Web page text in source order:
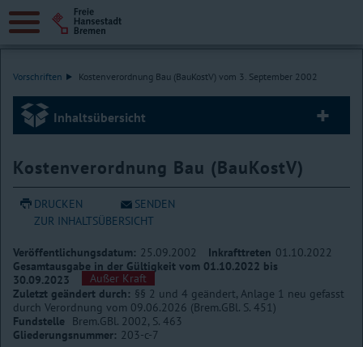
Vorschriften Kostenverordnung Bau (BauKostV) vom 3. September 2002
Inhaltsübersicht
Kostenverordnung Bau (BauKostV)
DRUCKEN
SENDEN
ZUR INHALTSÜBERSICHT
Veröffentlichungsdatum: 25.09.2002 Inkrafttreten 01.10.2022
Gesamtausgabe in der Gültigkeit vom 01.10.2022 bis
30.09.2023
Außer Kraft
Zuletzt geändert durch: §§ 2 und 4 geändert, Anlage 1 neu gefasst
durch Verordnung vom 09.06.2026 (Brem.GBl. S. 451)
Fundstelle
Brem.GBl. 2002, S. 463
Gliederungsnummer: 203-c-7